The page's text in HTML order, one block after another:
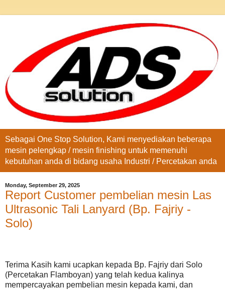
Sebagai One Stop Solution, Kami menyediakan beberapa
mesin pelengkap / mesin finishing untuk memenuhi
kebutuhan anda di bidang usaha Industri / Percetakan anda
Monday, September 29, 2025
Report Customer pembelian mesin Las
Ultrasonic Tali Lanyard (Bp. Fajriy -
Solo)
Terima Kasih kami ucapkan kepada Bp. Fajriy dari Solo
(Percetakan Flamboyan) yang telah kedua kalinya
mempercayakan pembelian mesin kepada kami, dan